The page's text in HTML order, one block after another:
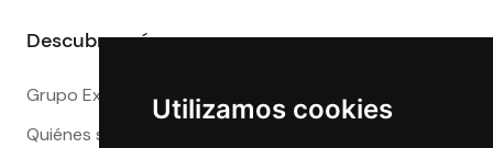
Utilizamos cookies
Descubre más
Grupo Exact
Quiénes somos